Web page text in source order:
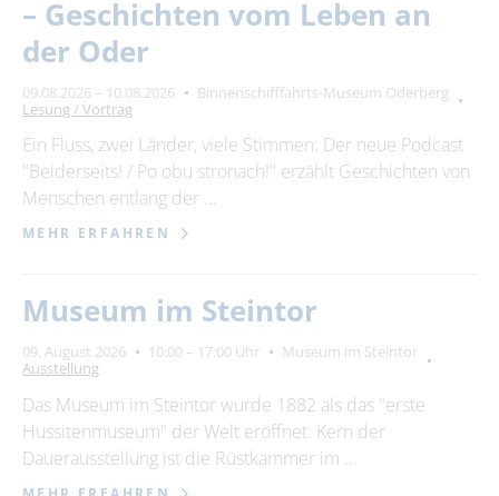
– Geschichten vom Leben an
der Oder
09.08.2026 – 10.08.2026
Binnenschifffahrts-Museum Oderberg
Lesung / Vortrag
Ein Fluss, zwei Länder, viele Stimmen: Der neue Podcast
"Beiderseits! / Po obu stronach!" erzählt Geschichten von
Menschen entlang der …
MEHR ERFAHREN
Museum im Steintor
09. August 2026 10:00 – 17:00 Uhr
Museum im Steintor
Ausstellung
Das Museum im Steintor wurde 1882 als das "erste
Hussitenmuseum" der Welt eröffnet. Kern der
Dauerausstellung ist die Rüstkammer im …